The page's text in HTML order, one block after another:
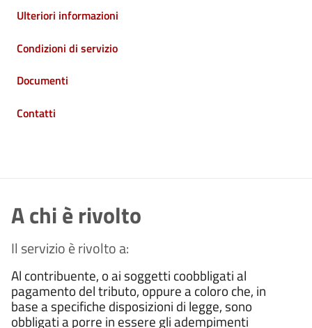
Ulteriori informazioni
Condizioni di servizio
Documenti
Contatti
A chi è rivolto
Il servizio è rivolto a:
Al contribuente, o ai soggetti coobbligati al
pagamento del tributo, oppure a coloro che, in
base a specifiche disposizioni di legge, sono
obbligati a porre in essere gli adempimenti